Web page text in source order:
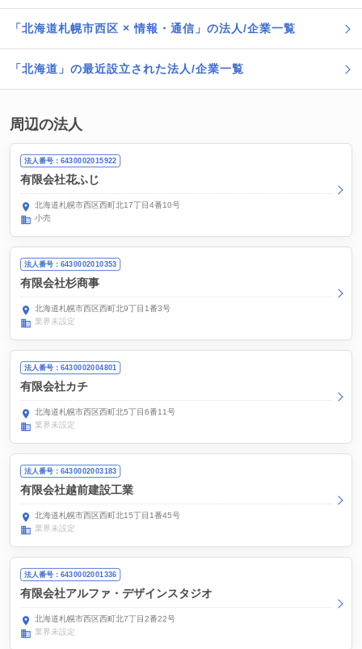
「北海道札幌市西区 × 情報・通信」の法人/企業一覧
「北海道」の最近設立された法人/企業一覧
周辺の法人
法人番号：6430002015922
有限会社花ふじ
北海道札幌市西区西町北17丁目4番10号
小売
法人番号：6430002010353
有限会社杉商事
北海道札幌市西区西町北9丁目1番3号
業界未設定
法人番号：6430002004801
有限会社カチ
北海道札幌市西区西町北5丁目6番11号
業界未設定
法人番号：6430002003183
有限会社越前建設工業
北海道札幌市西区西町北15丁目1番45号
業界未設定
法人番号：6430002001336
有限会社アルファ・デザインスタジオ
北海道札幌市西区西町北7丁目2番22号
業界未設定